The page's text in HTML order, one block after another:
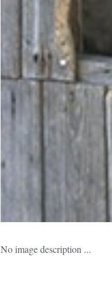
No image description ...